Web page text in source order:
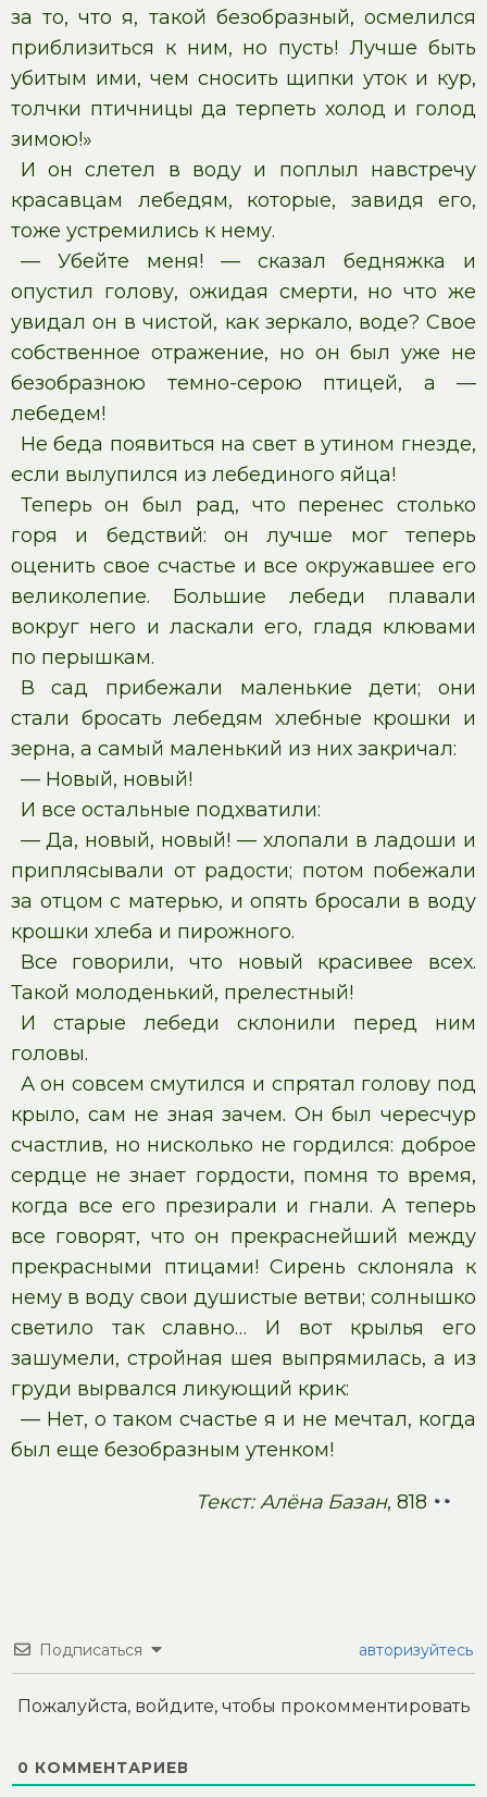
за то, что я, такой безобразный, осмелился
приблизиться к ним, но пусть! Лучше быть
убитым ими, чем сносить щипки уток и кур,
толчки птичницы да терпеть холод и голод
зимою!»
И он слетел в воду и поплыл навстречу
красавцам лебедям, которые, завидя его,
тоже устремились к нему.
— Убейте меня! — сказал бедняжка и
опустил голову, ожидая смерти, но что же
увидал он в чистой, как зеркало, воде? Свое
собственное отражение, но он был уже не
безобразною темно-серою птицей, а —
лебедем!
Не беда появиться на свет в утином гнезде,
если вылупился из лебединого яйца!
Теперь он был рад, что перенес столько
горя и бедствий: он лучше мог теперь
оценить свое счастье и все окружавшее его
великолепие. Большие лебеди плавали
вокруг него и ласкали его, гладя клювами
по перышкам.
В сад прибежали маленькие дети; они
стали бросать лебедям хлебные крошки и
зерна, а самый маленький из них закричал:
— Новый, новый!
И все остальные подхватили:
— Да, новый, новый! — хлопали в ладоши и
приплясывали от радости; потом побежали
за отцом с матерью, и опять бросали в воду
крошки хлеба и пирожного.
Все говорили, что новый красивее всех.
Такой молоденький, прелестный!
И старые лебеди склонили перед ним
головы.
А он совсем смутился и спрятал голову под
крыло, сам не зная зачем. Он был чересчур
счастлив, но нисколько не гордился: доброе
сердце не знает гордости, помня то время,
когда все его презирали и гнали. А теперь
все говорят, что он прекраснейший между
прекрасными птицами! Сирень склоняла к
нему в воду свои душистые ветви; солнышко
светило так славно… И вот крылья его
зашумели, стройная шея выпрямилась, а из
груди вырвался ликующий крик:
— Нет, о таком счастье я и не мечтал, когда
был еще безобразным утенком!
Текст: Алёна Базан, 818
Подписаться авторизуйтесь
Пожалуйста, войдите, чтобы прокомментировать
0 КОММЕНТАРИЕВ